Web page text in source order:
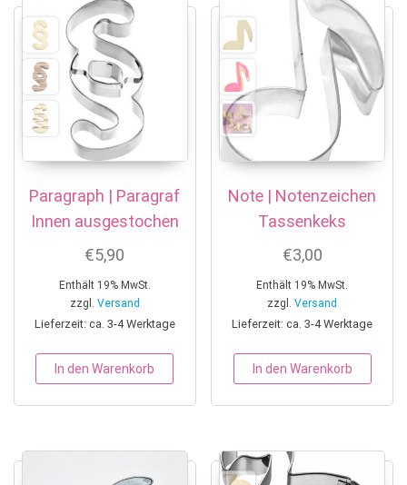
Paragraph | Paragraf
Innen ausgestochen
€5,90
Enthält 19% MwSt.
zzgl. Versand
Lieferzeit: ca. 3-4 Werktage
In den Warenkorb
Note | Notenzeichen
Tassenkeks
€3,00
Enthält 19% MwSt.
zzgl.Versand
Lieferzeit: ca. 3-4 Werktage
In den Warenkorb